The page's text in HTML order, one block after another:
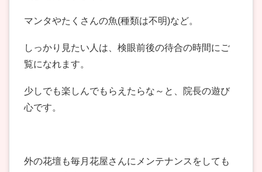
マンタやたくさんの魚(種類は不明)など。
しっかり見たい人は、検眼前後の待合の時間にご
覧になれます。
少しでも楽しんでもらえたらな～と、院長の遊び
心です。
外の花壇も毎月花屋さんにメンテナンスをしても